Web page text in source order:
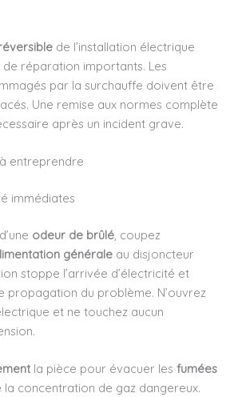
de l’installation électrique
réparation importants. Les
par la surchauffe doivent être
Une remise aux normes complète
après un incident grave.
entreprendre
immédiates
odeur de brûlé, coupez
générale au disjoncteur
stoppe l’arrivée d’électricité et
propagation du problème. N’ouvrez
et ne touchez aucun
la pièce pour évacuer lesfumées
la concentration de gaz dangereux.